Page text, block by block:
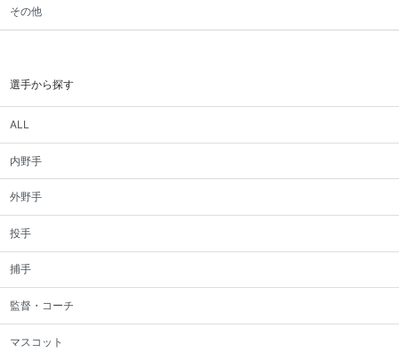
その他
選手から探す
ALL
内野手
外野手
投手
捕手
監督・コーチ
マスコット